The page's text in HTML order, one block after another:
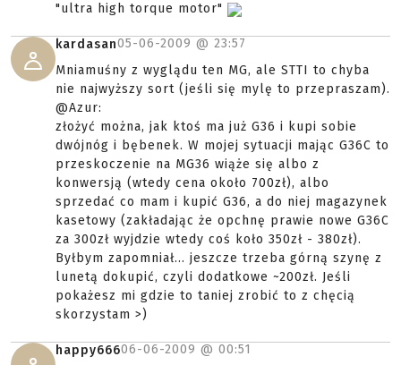
"ultra high torque motor"
kardasan05-06-2009 @ 23:57
Mniamuśny z wyglądu ten MG, ale STTI to chyba
nie najwyższy sort (jeśli się mylę to przepraszam).
@Azur:
złożyć można, jak ktoś ma już G36 i kupi sobie
dwójnóg i bębenek. W mojej sytuacji mając G36C to
przeskoczenie na MG36 wiąże się albo z
konwersją (wtedy cena około 700zł), albo
sprzedać co mam i kupić G36, a do niej magazynek
kasetowy (zakładając że opchnę prawie nowe G36C
za 300zł wyjdzie wtedy coś koło 350zł - 380zł).
Byłbym zapomniał... jeszcze trzeba górną szynę z
lunetą dokupić, czyli dodatkowe ~200zł. Jeśli
pokażesz mi gdzie to taniej zrobić to z chęcią
skorzystam >)
happy66606-06-2009 @ 00:51